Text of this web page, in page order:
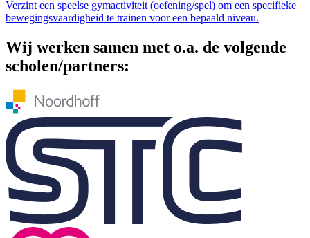
Verzint een speelse gymactiviteit (oefening/spel) om een specifieke
bewegingsvaardigheid te trainen voor een bepaald niveau.
Wij werken samen met o.a. de volgende
scholen/partners: